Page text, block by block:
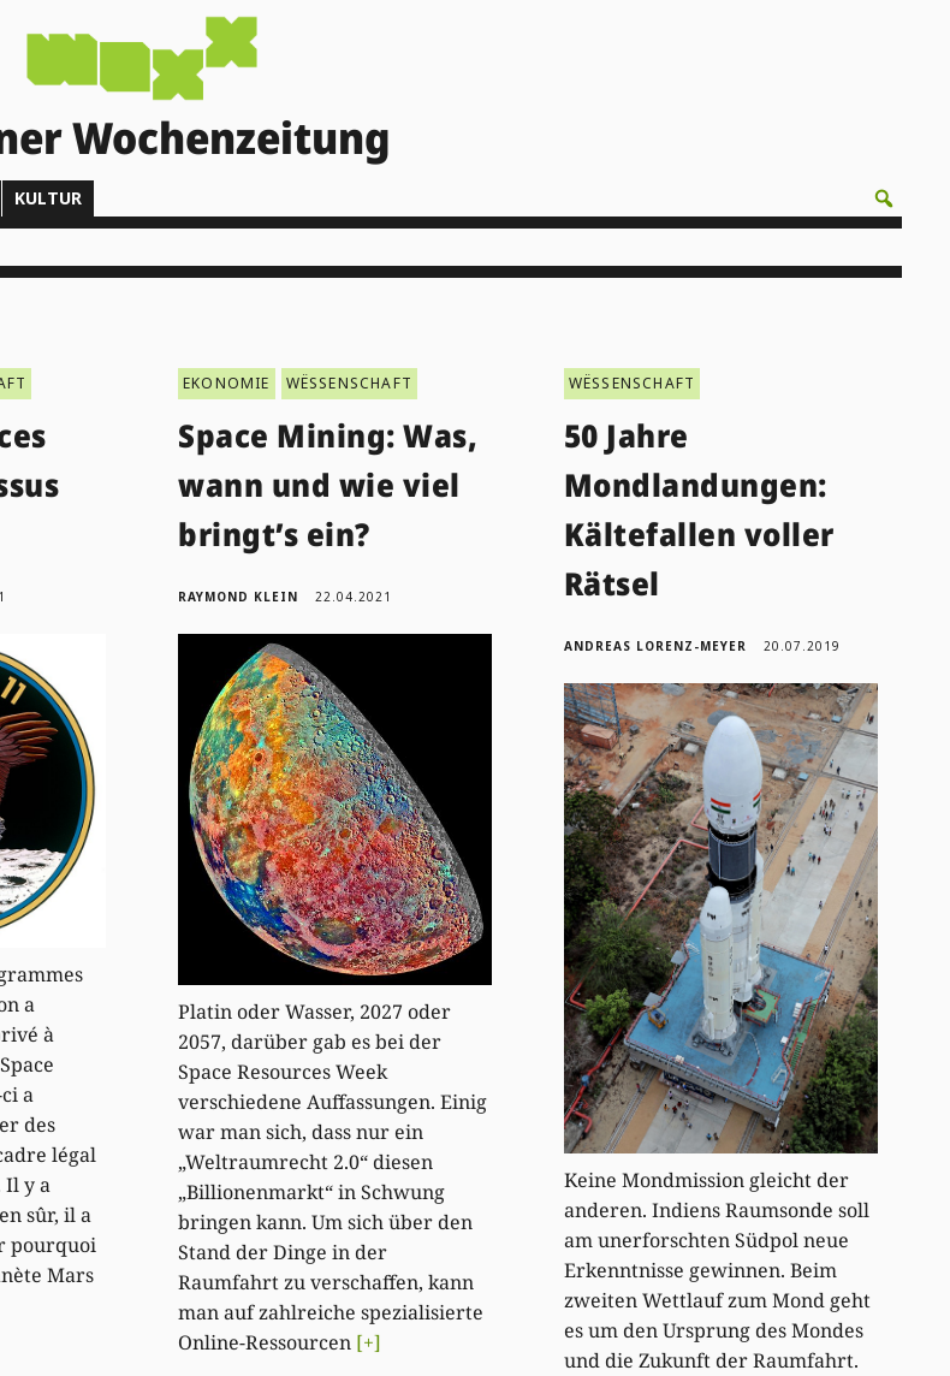
Wochenzeitung
KULTUR
a
à
a
des
légal
Il y a
sûr, il a
pourquoi
Mars
EKONOMIE WËSSENSCHAFT
Space Mining: Was,
wann und wie viel
bringt’s ein?
RAYMOND KLEIN 22.04.2021
Platin oder Wasser, 2027 oder
2057, darüber gab es bei der
Space Resources Week
verschiedene Auffassungen. Einig
war man sich, dass nur ein
„Weltraumrecht 2.0“ diesen
„Billionenmarkt“ in Schwung
bringen kann. Um sich über den
Stand der Dinge in der
Raumfahrt zu verschaffen, kann
man auf zahlreiche spezialisierte
Online-Ressourcen [+]
WËSSENSCHAFT
50 Jahre
Mondlandungen:
Kältefallen voller
Rätsel
ANDREAS LORENZ-MEYER 20.07.2019
Keine Mondmission gleicht der
anderen. Indiens Raumsonde soll
am unerforschten Südpol neue
Erkenntnisse gewinnen. Beim
zweiten Wettlauf zum Mond geht
es um den Ursprung des Mondes
und die Zukunft der Raumfahrt.